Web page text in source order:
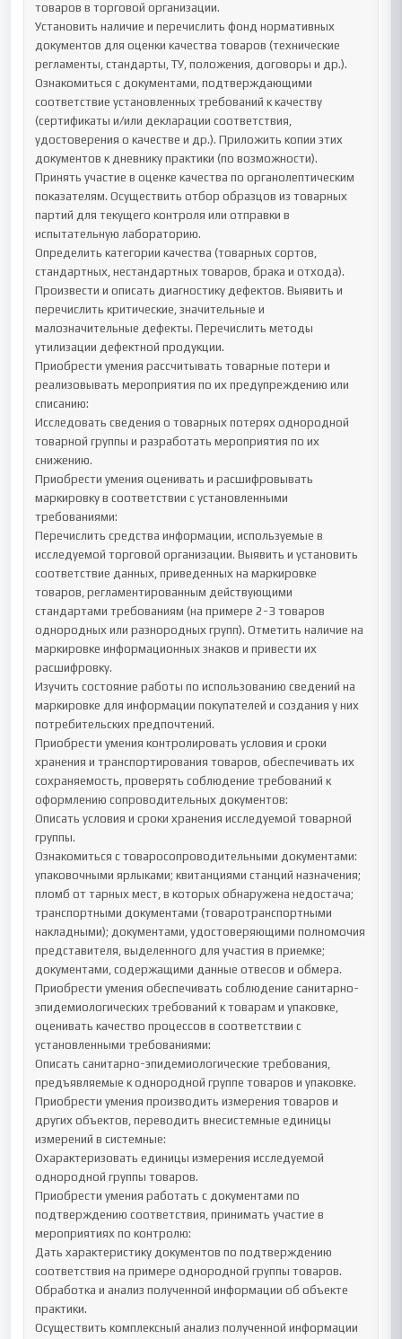
товаров в торговой организации.
Установить наличие и перечислить фонд нормативных
документов для оценки качества товаров (технические
регламенты, стандарты, ТУ, положения, договоры и др.).
Ознакомиться с документами, подтверждающими
соответствие установленных требований к качеству
(сертификаты и/или декларации соответствия,
удостоверения о качестве и др.). Приложить копии этих
документов к дневнику практики (по возможности).
Принять участие в оценке качества по органолептическим
показателям. Осуществить отбор образцов из товарных
партий для текущего контроля или отправки в
испытательную лабораторию.
Определить категории качества (товарных сортов,
стандартных, нестандартных товаров, брака и отхода).
Произвести и описать диагностику дефектов. Выявить и
перечислить критические, значительные и
малозначительные дефекты. Перечислить методы
утилизации дефектной продукции.
Приобрести умения рассчитывать товарные потери и
реализовывать мероприятия по их предупреждению или
списанию:
Исследовать сведения о товарных потерях однородной
товарной группы и разработать мероприятия по их
снижению.
Приобрести умения оценивать и расшифровывать
маркировку в соответствии с установленными
требованиями:
Перечислить средства информации, используемые в
исследуемой торговой организации. Выявить и установить
соответствие данных, приведенных на маркировке
товаров, регламентированным действующими
стандартами требованиям (на примере 2-3 товаров
однородных или разнородных групп). Отметить наличие на
маркировке информационных знаков и привести их
расшифровку.
Изучить состояние работы по использованию сведений на
маркировке для информации покупателей и создания у них
потребительских предпочтений.
Приобрести умения контролировать условия и сроки
хранения и транспортирования товаров, обеспечивать их
сохраняемость, проверять соблюдение требований к
оформлению сопроводительных документов:
Описать условия и сроки хранения исследуемой товарной
группы.
Ознакомиться с товаросопроводительными документами:
упаковочными ярлыками; квитанциями станций назначения;
пломб от тарных мест, в которых обнаружена недостача;
транспортными документами (товаротранспортными
накладными); документами, удостоверяющими полномочия
представителя, выделенного для участия в приемке;
документами, содержащими данные отвесов и обмера.
Приобрести умения обеспечивать соблюдение санитарно-
эпидемиологических требований к товарам и упаковке,
оценивать качество процессов в соответствии с
установленными требованиями:
Описать санитарно-эпидемиологические требования,
предъявляемые к однородной группе товаров и упаковке.
Приобрести умения производить измерения товаров и
других объектов, переводить внесистемные единицы
измерений в системные:
Охарактеризовать единицы измерения исследуемой
однородной группы товаров.
Приобрести умения работать с документами по
подтверждению соответствия, принимать участие в
мероприятиях по контролю:
Дать характеристику документов по подтверждению
соответствия на примере однородной группы товаров.
Обработка и анализ полученной информации об объекте
практики.
Осуществить комплексный анализ полученной информации